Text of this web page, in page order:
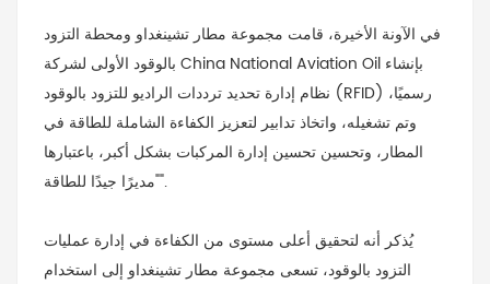
في الآونة الأخيرة، قامت مجموعة مطار تشينغداو ومحطة التزود
بالوقود الأولى لشركة China National Aviation Oil بإنشاء
نظام إدارة تحديد ترددات الراديو للتزود بالوقود (RFID) رسميًا،
وتم تشغيله، واتخاذ تدابير لتعزيز الكفاءة الشاملة للطاقة في
المطار، وتحسين تحسين إدارة المركبات بشكل أكبر، باعتبارها
"مديرًا جيدًا للطاقة".
يُذكر أنه لتحقيق أعلى مستوى من الكفاءة في إدارة عمليات
التزود بالوقود، تسعى مجموعة مطار تشينغداو إلى استخدام